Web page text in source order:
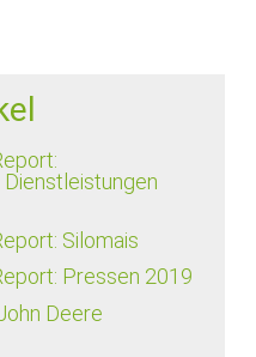
Silomais
Pressen 2019
Deere